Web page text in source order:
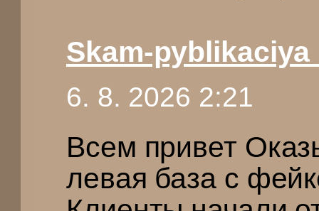
Skam-
6. 8. 2026 2:21
Всем привет
левая база с